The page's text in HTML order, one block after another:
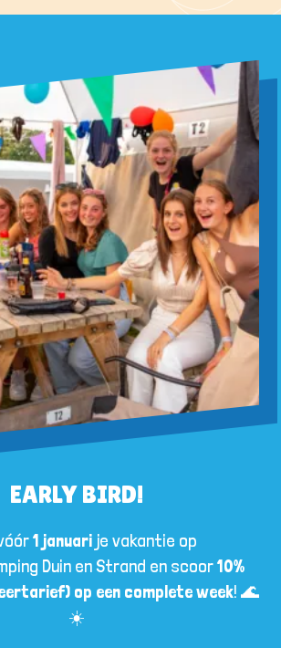
EARLY BIRD!
1 januarije vakantie op
Duin en Strand en scoor10%
op een complete week! 🌊
☀️